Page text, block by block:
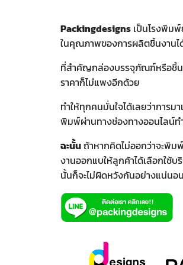
Packingdesigns เป็นโรงพิม
ในคุณภาพของการผลิตชิ้นงานไ
ที่สำคัญกล่องบรรจุภัณฑ์หรือชิ้น
ราคาก็ไม่แพงอีกด้วย
ทำให้ทุกคนมั่นใจได้เลยว่าการม
พิมพ์ผ่านทางช่องทางออนไลน์ท
ฉะนั้นถ้าหากคิดไม่ออกว่าจะพิ
งานออกแบให้ลูกค้าได้เลือกใช้
นั้นก็จะไม่ผิดหวังกันอย่างแน่นอน